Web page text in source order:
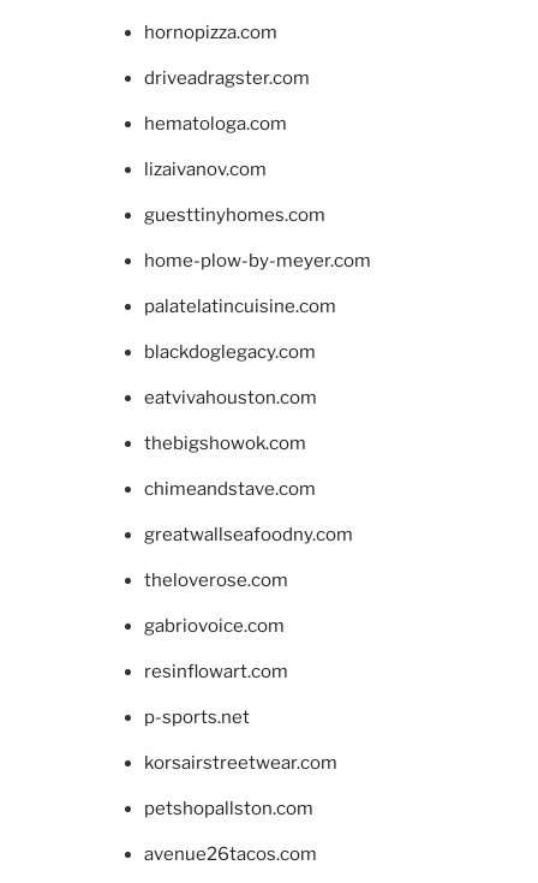
hornopizza.com
driveadragster.com
hematologa.com
lizaivanov.com
guesttinyhomes.com
home-plow-by-meyer.com
palatelatincuisine.com
blackdoglegacy.com
eatvivahouston.com
thebigshowok.com
chimeandstave.com
greatwallseafoodny.com
theloverose.com
gabriovoice.com
resinflowart.com
p-sports.net
korsairstreetwear.com
petshopallston.com
avenue26tacos.com